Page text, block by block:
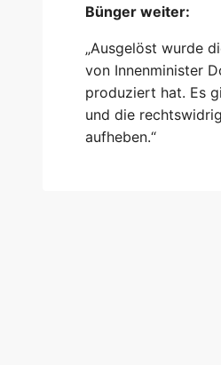
Bünger weiter:
„Ausgelöst wurde
von Innenminister
produziert hat. Es
und die
aufheben.“